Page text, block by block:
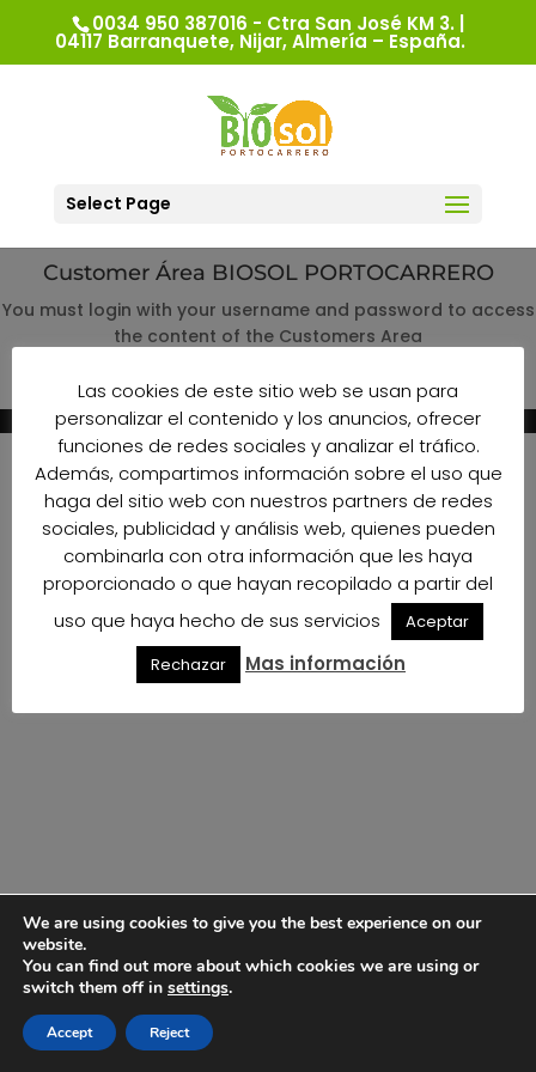
0034 950 387016 - Ctra San José KM 3. |
04117 Barranquete, Nijar, Almería – España.
Select Page
Customer Área BIOSOL PORTOCARRERO
You must login with your username and password to access
the content of the Customers Area
Log in
Las cookies de este sitio web se usan para
personalizar el contenido y los anuncios, ofrecer
funciones de redes sociales y analizar el tráfico.
Además, compartimos información sobre el uso que
haga del sitio web con nuestros partners de redes
sociales, publicidad y análisis web, quienes pueden
combinarla con otra información que les haya
proporcionado o que hayan recopilado a partir del
uso que haya hecho de sus servicios
Aceptar
Rechazar
Mas información
We are using cookies to give you the best experience on our
website.
You can find out more about which cookies we are using or
switch them off in settings.
Accept Reject